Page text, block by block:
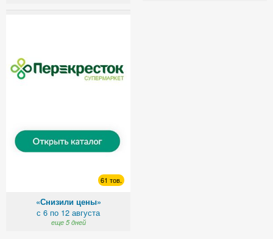
61 тов.
«Снизили цены»
с 6 по 12 августа
еще 5 дней